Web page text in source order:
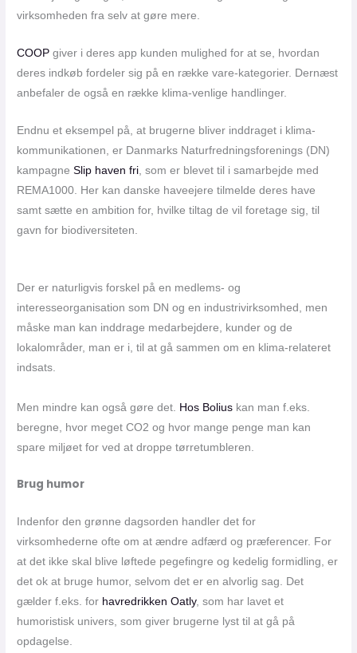
virksomheden fra selv at gøre mere.
COOP giver i deres app kunden mulighed for at se, hvordan
deres indkøb fordeler sig på en række vare-kategorier. Dernæst
anbefaler de også en række klima-venlige handlinger.
Endnu et eksempel på, at brugerne bliver inddraget i klima-
kommunikationen, er Danmarks Naturfredningsforenings (DN)
kampagneSlip haven fri , som er blevet til i samarbejde med
REMA1000. Her kan danske haveejere tilmelde deres have
samt sætte en ambition for, hvilke tiltag de vil foretage sig, til
gavn for biodiversiteten.
Der er naturligvis forskel på en medlems- og
interesseorganisation som DN og en industrivirksomhed, men
måske man kan inddrage medarbejdere, kunder og de
lokalområder, man er i, til at gå sammen om en klima-relateret
indsats.
Men mindre kan også gøre det. Hos Bolius kan man f.eks.
beregne, hvor meget CO2 og hvor mange penge man kan
spare miljøet for ved at droppe tørretumbleren.
Brug humor
Indenfor den grønne dagsorden handler det for
virksomhederne ofte om at ændre adfærd og præferencer. For
at det ikke skal blive løftede pegefingre og kedelig formidling, er
det ok at bruge humor, selvom det er en alvorlig sag. Det
gælder f.eks. for havredrikken Oatly, som har lavet et
humoristisk univers, som giver brugerne lyst til at gå på
opdagelse.